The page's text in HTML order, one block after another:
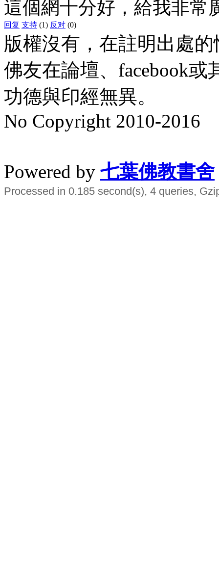
這個網十分好，給我非常
回复 支持 (1) 反对 (0)
版權沒有，在註明出處
佛友在論壇、facebook
功德與印經無異。
No Copyright 2010-2016
Powered by 七葉佛教書舍
Processed in 0.185 second(s), 4 queries,